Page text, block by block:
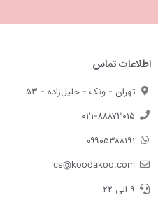
اطلاعات تماس
تهران - ونک - خلیل‌زاده - ۵۳
۰۲۱-۸۸۸۷۳۰۱۵
۰۹۹۰۵۳۸۸۱۹۱
cs@koodakoo.com
۹ الی ۲۲